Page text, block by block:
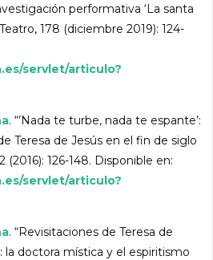
performativa ‘La santa
178 (diciembre 2019): 124-
servlet/articulo?
. “’Nada te turbe, nada te espante’:
Teresa de Jesús en el fin de siglo
(2016): 126-148. Disponible en:
servlet/articulo?
. “Revisitaciones de Teresa de
la doctora mística y el espiritismo